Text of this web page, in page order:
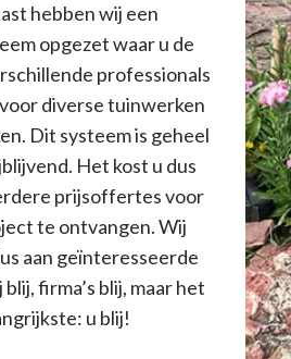
hebben wij een
opgezet waar u de
professionals
diverse tuinwerken
Dit systeem is geheel
Het kost u dus
prijsoffertes voor
te ontvangen. Wij
aan geïnteresseerde
firma’s blij, maar het
u blij!